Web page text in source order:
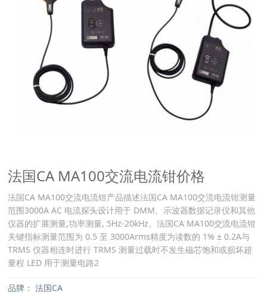
法国CA MA100交流电流钳价格
法国CA MA100交流电流钳产品描述法国CA MA100交流电流钳测量
范围3000A AC 电流探头设计用于 DMM、示波器数据记录仪和其他
仪器的扩展测量,功率测量, 5Hz-20kHz。法国CA MA100交流电流钳
关键指标测量范围为 0.5 至 3000Arms精度为读数的 1% ± 0.2A与
TRMS 仪器相连时进行 TRMS 测量过载时不发生磁芯饱和或损坏超
量程 LED 用于测量电路2
品牌： 法国CA